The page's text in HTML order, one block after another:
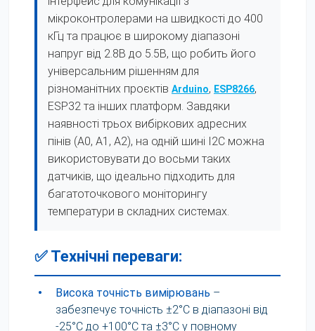
мікроконтролерами на швидкості до 400
кГц та працює в широкому діапазоні
напруг від 2.8В до 5.5В, що робить його
універсальним рішенням для
різноманітних проєктів Arduino, ESP8266,
ESP32 та інших платформ. Завдяки
наявності трьох вибіркових адресних
пінів (A0, A1, A2), на одній шині I2C можна
використовувати до восьми таких
датчиків, що ідеально підходить для
багатоточкового моніторингу
температури в складних системах.
✅ Технічні переваги:
• Висока точність вимірювань –
забезпечує точність ±2°C в діапазоні від
-25°C до +100°C та ±3°C у повному